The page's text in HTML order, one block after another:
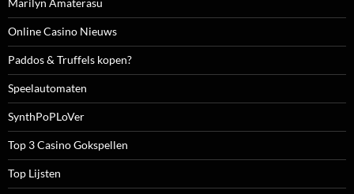
Marilyn Amaterasu
Online Casino Nieuws
Paddos & Truffels kopen?
Speelautomaten
SynthPoPLoVer
Top 3 Casino Gokspellen
Top Lijsten